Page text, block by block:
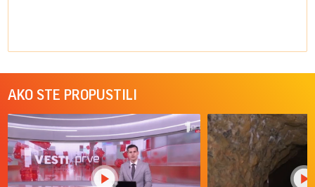
AKO STE PROPUSTILI